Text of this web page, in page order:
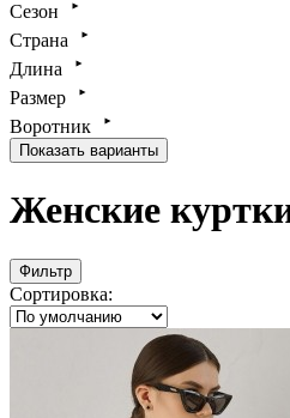
Сезон
Страна
Длина
Размер
Воротник
Показать варианты
Женские
Фильтр
Сортировка: